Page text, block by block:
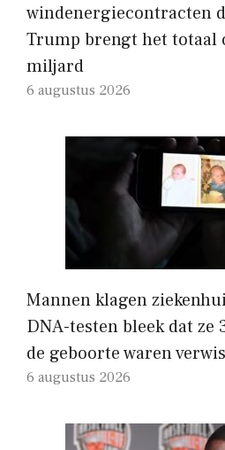
windenergiecontracten
Trump brengt het totaal
miljard
6 augustus 2026
Mannen klagen
DNA-testen bleek dat ze
de geboorte waren
6 augustus 2026